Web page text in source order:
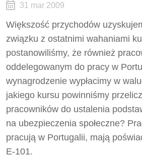
31 mar 2009
Większość przychodów
związku z ostatnimi wahaniami
postanowiliśmy, że również
oddelegowanym do pracy w
wynagrodzenie wypłacimy w
jakiego kursu powinniśmy
pracowników do ustalenia
na ubezpieczenia społeczne?
pracują w Portugalii, mają
E-101.